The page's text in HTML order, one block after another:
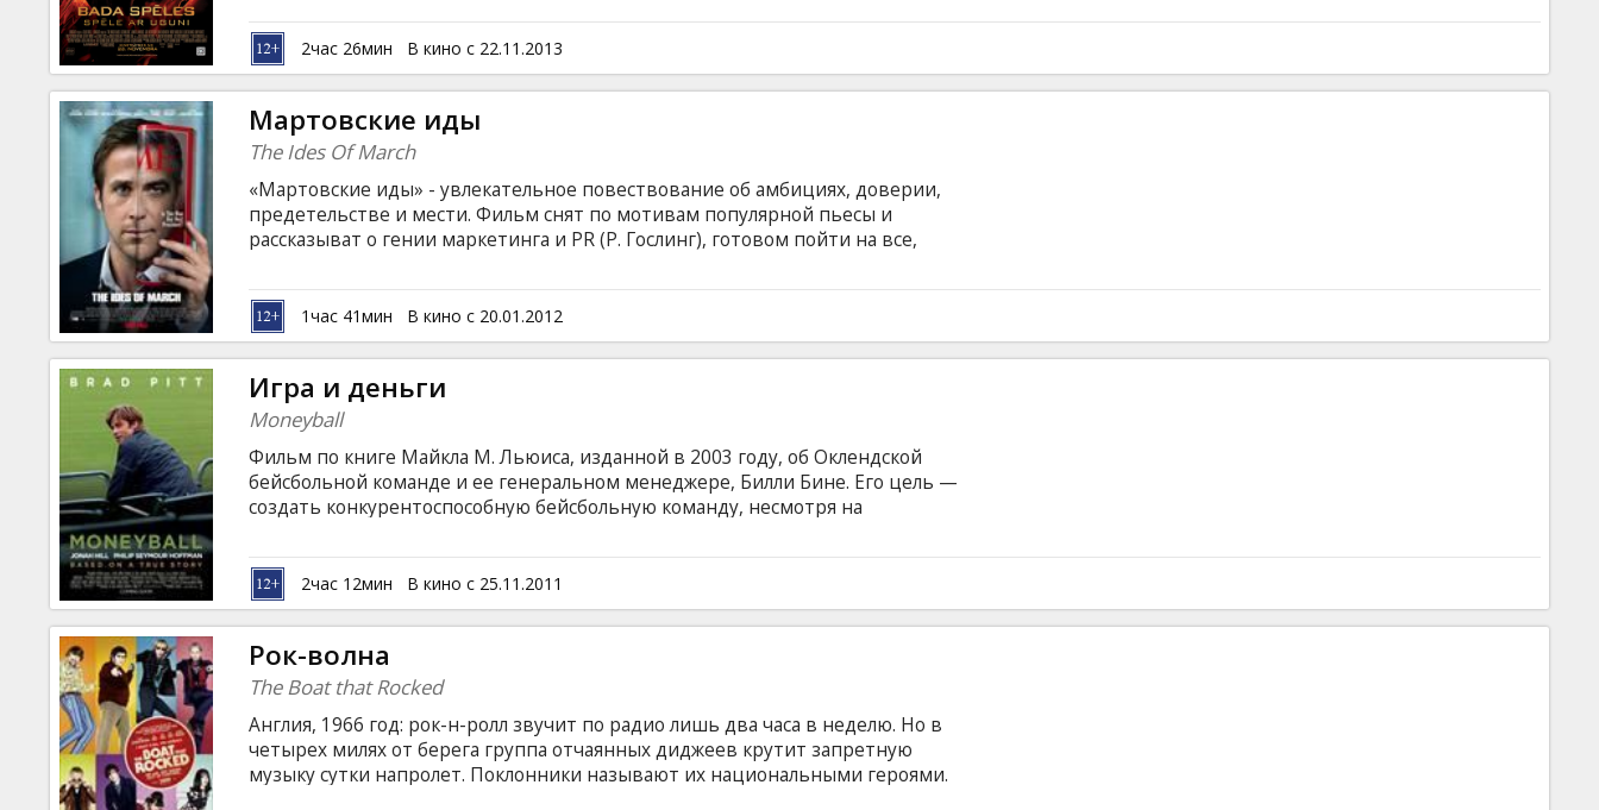
стать особенными, и в этот раз в них участвуют только победители
прошлых лет. Китнисс и Пит вынуждены вновь выйти на Арену, где будут
соперничать с сильнейшими. Правила игры меняются. Арена еще опасней,
масштаб еще больше, ставки еще выше! Фильм на английском языке с
субтитрами на латышском и русском языках.
2час 26мин В кино с 22.11.2013
Мартовские иды
The Ides Of March
«Мартовские иды» - увлекательное повествование об амбициях, доверии,
предетельстве и мести. Фильм снят по мотивам популярной пьесы и
рассказыват о гении маркетинга и PR (Р. Гослинг), готовом пойти на все,
победить на выборах. Режиссер картины, автор сценария и исполнитель
одной из главных ролей – звезда Голливуда Джордж Клуни. «Мартовские
иды» открывали 68-й Венецианский кинофестиваль, где были
нoминированы на соискание главной награды фестиваля - «Золотого льва».
1час 41мин В кино с 20.01.2012
Игра и деньги
Moneyball
Фильм по книге Майкла M. Льюиса, изданной в 2003 году, об Оклендской
бейсбольной команде и ее генеральном менеджере, Билли Бине. Его цель —
создать конкурентоспособную бейсбольную команду, несмотря на
Режиссер: Bennett Miller Сценарий: Aaron Sorkin, Steven Zaillian Фильм на
английском языке с субтитрами на латышском и русском языках
2час 12мин В кино с 25.11.2011
Рок-волна
The Boat that Rocked
Англия, 1966 год: рок-н-ролл звучит по радио лишь два часа в неделю. Но в
четырех милях от берега группа отчаянных диджеев крутит запретную
музыку сутки напролет. Поклонники называют их национальными героями.